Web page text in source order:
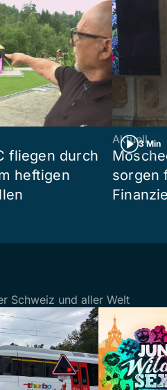
fliegen durch
heftigen
3 Min
Aktuell
sorgen
Schweiz und aller Welt